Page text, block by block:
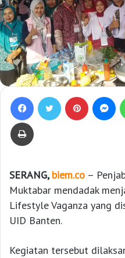
SERANG,biem.co –
Muktabar mendadak
Lifestyle Vaganza yang
UID Banten.
Kegiatan tersebut